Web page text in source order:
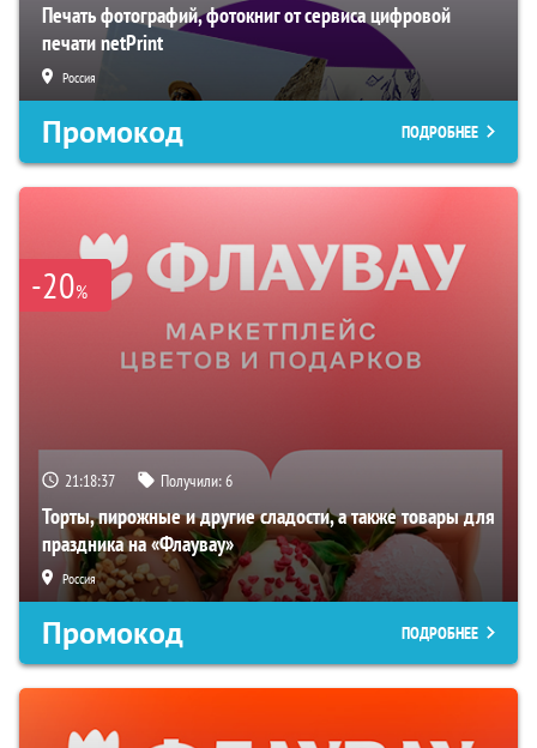
Печать фотографий, фотокниг от сервиса цифровой
печати netPrint
Россия
Промокод ПОДРОБНЕЕ
-20%
21:18:36 Получили:6
Торты, пирожные и другие сладости, а также товары для
праздника на «Флаувау»
Россия
Промокод ПОДРОБНЕЕ